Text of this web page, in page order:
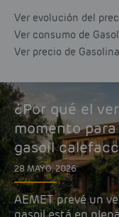
Ver evolución del
Ver consumo de
Ver precio de
¿Por qué el
momento
gasoil
28 MAYO, 2026
AEMET prevé un